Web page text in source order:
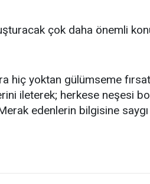
çok daha önemli
hiç yoktan gülümseme
ileterek; herkese neşesi
edenlerin bilgisine